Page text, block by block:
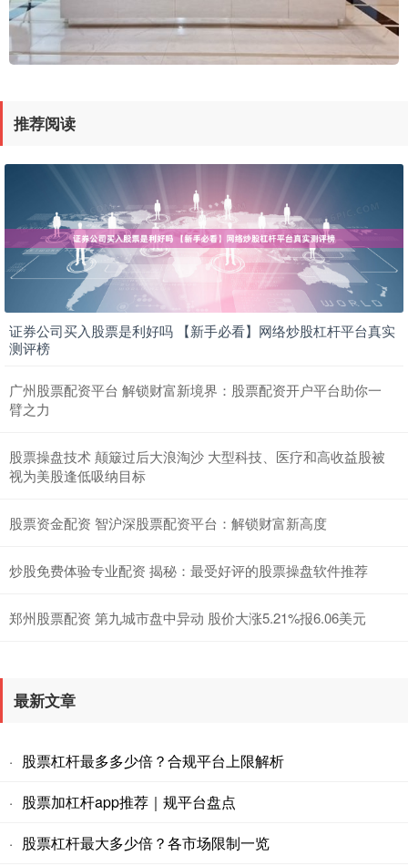
推荐阅读
证券公司买入股票是利好吗 【新手必看】网络炒股杠杆平台真实
测评榜
广州股票配资平台 解锁财富新境界：股票配资开户平台助你一
臂之力
股票操盘技术 颠簸过后大浪淘沙 大型科技、医疗和高收益股被
视为美股逢低吸纳目标
股票资金配资 智沪深股票配资平台：解锁财富新高度
炒股免费体验专业配资 揭秘：最受好评的股票操盘软件推荐
郑州股票配资 第九城市盘中异动 股价大涨5.21%报6.06美元
最新文章
· 股票杠杆最多多少倍？合规平台上限解析
· 股票加杠杆app推荐｜规平台盘点
· 股票杠杆最大多少倍？各市场限制一览